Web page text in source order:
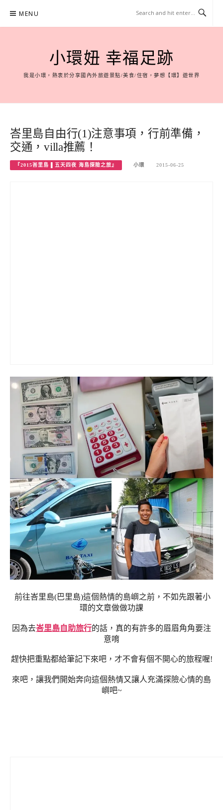
content
MENU
小環妞 幸福足跡
我是小環，熱衷於分享國內外旅遊景點/美食/住宿，夢想【環】遊世界
峇里島自由行(1)注意事項，行前準備，
交通，villa推薦！
『2015峇里島 ▌五天四夜 海島探險之旅』 小環 2015-06-25
前往峇里島(巴里島)這個熱情的島嶼之前，不如先跟著小
環的文章做做功課
因為去峇里島自助旅行的話，真的有許多的眉眉角角要注
意唷
趕快把重點都給筆記下來吧，才不會有個不開心的旅程喔!
來吧，讓我們開始奔向這個熱情又讓人充滿探險心情的島
嶼吧~